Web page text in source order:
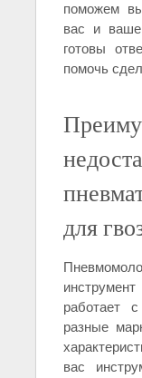
поможем
вас и
готовы
помочь
для
работает
разные
вас